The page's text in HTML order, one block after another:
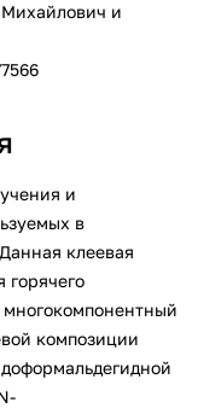
Михайлович и
и
в
клеевая
горячего
композиции